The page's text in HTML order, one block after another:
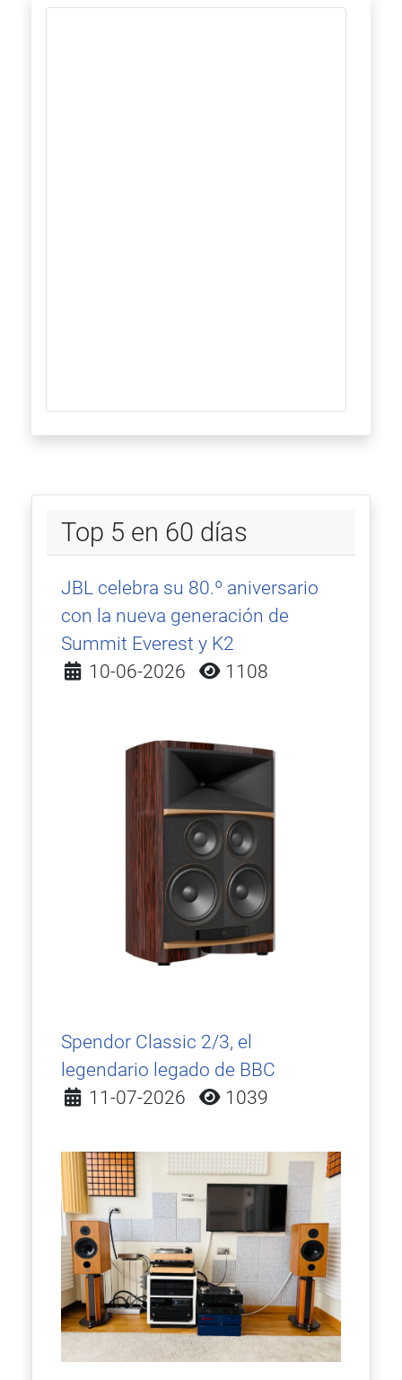
Top 5 en 60 días
JBL celebra su 80.º aniversario
con la nueva generación de
Summit Everest y K2
Detalles
10-06-2026 1108
Spendor Classic 2/3, el
legendario legado de BBC
Detalles
11-07-2026 1039